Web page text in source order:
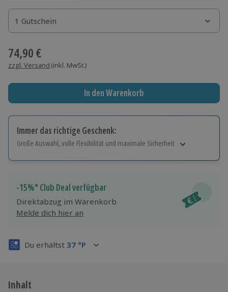
1 Gutschein
1 Gutschein
1 Gutschein
74,90 €
zzgl. Versand (inkl. MwSt.)
In den Warenkorb
Immer das richtige Geschenk:
Große Auswahl, volle Flexibilität und maximale Sicherheit
Jeder Gutschein für alle Erlebnisse einlösbar.
Maximale Sicherheit
3 Jahre gültig & verlängerbar.
-15%* Club Deal verfügbar
Direktabzug im Warenkorb
Melde dich hier an
Du erhältst 37 °P
Inhalt